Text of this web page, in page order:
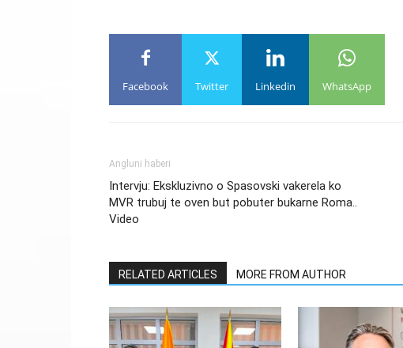
Facebook Twitter Linkedin WhatsApp
Angluni haberi
Intervju: Ekskluzivno o Spasovski vakerela ko
MVR trubuj te oven but pobuter bukarne Roma..
Video
RELATED ARTICLES MORE FROM AUTHOR